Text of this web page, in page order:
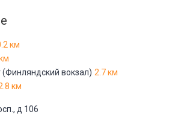
км
(Финляндский вокзал) 2.7 км
км
д 106